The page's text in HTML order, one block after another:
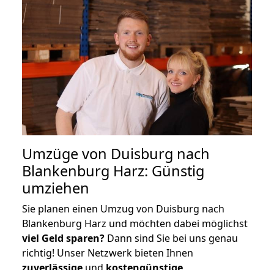
Umzüge von Duisburg nach
Blankenburg Harz: Günstig
umziehen
Sie planen einen Umzug von Duisburg nach
Blankenburg Harz und möchten dabei möglichst
viel Geld sparen? Dann sind Sie bei uns genau
richtig! Unser Netzwerk bieten Ihnen